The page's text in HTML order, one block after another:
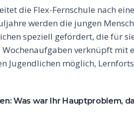
die Flex-Fernschule nach
werden die jungen
speziell gefördert, die für
verknüpft mit
Jugendlichen möglich,
Was war Ihr Hauptproblem,